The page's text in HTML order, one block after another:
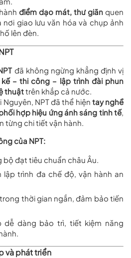
điểm dạo mát, thư giãn quen
giao lưu văn hóa và chụp ảnh
lên đèn.
đã không ngừng khẳng định vị
– thi công – lập trình đài phun
thuậttrên khắp cả nước.
Nguyên, NPT đã thể hiện tay nghề
hợp hiệu ứng ánh sáng tinh tế,
từng chi tiết vận hành.
của NPT:
đạt tiêu chuẩn châu Âu.
lập trình đa chế độ, vận hành an
thời gian ngắn, đảm bảo tiến
dễ dàng bảo trì, tiết kiệm năng
và phát triển